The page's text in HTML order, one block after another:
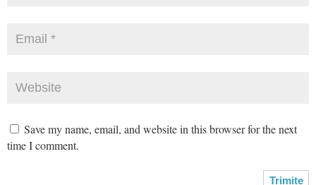
Save my name, email, and website in this browser for the next
time I comment.